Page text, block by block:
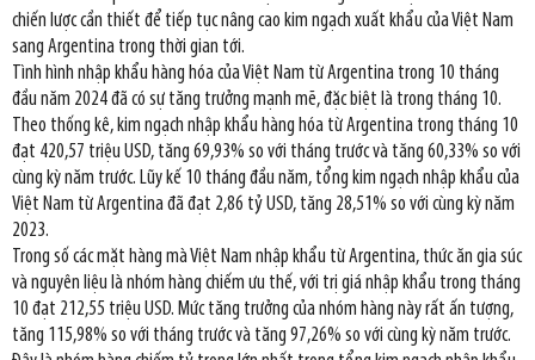
chiến lược cần thiết để tiếp tục nâng cao kim ngạch xuất khẩu của Việt Nam
sang Argentina trong thời gian tới.
Tình hình nhập khẩu hàng hóa của Việt Nam từ Argentina trong 10 tháng
đầu năm 2024 đã có sự tăng trưởng mạnh mẽ, đặc biệt là trong tháng 10.
Theo thống kê, kim ngạch nhập khẩu hàng hóa từ Argentina trong tháng 10
đạt 420,57 triệu USD, tăng 69,93% so với tháng trước và tăng 60,33% so với
cùng kỳ năm trước. Lũy kế 10 tháng đầu năm, tổng kim ngạch nhập khẩu của
Việt Nam từ Argentina đã đạt 2,86 tỷ USD, tăng 28,51% so với cùng kỳ năm
2023.
Trong số các mặt hàng mà Việt Nam nhập khẩu từ Argentina, thức ăn gia súc
và nguyên liệu là nhóm hàng chiếm ưu thế, với trị giá nhập khẩu trong tháng
10 đạt 212,55 triệu USD. Mức tăng trưởng của nhóm hàng này rất ấn tượng,
tăng 115,98% so với tháng trước và tăng 97,26% so với cùng kỳ năm trước.